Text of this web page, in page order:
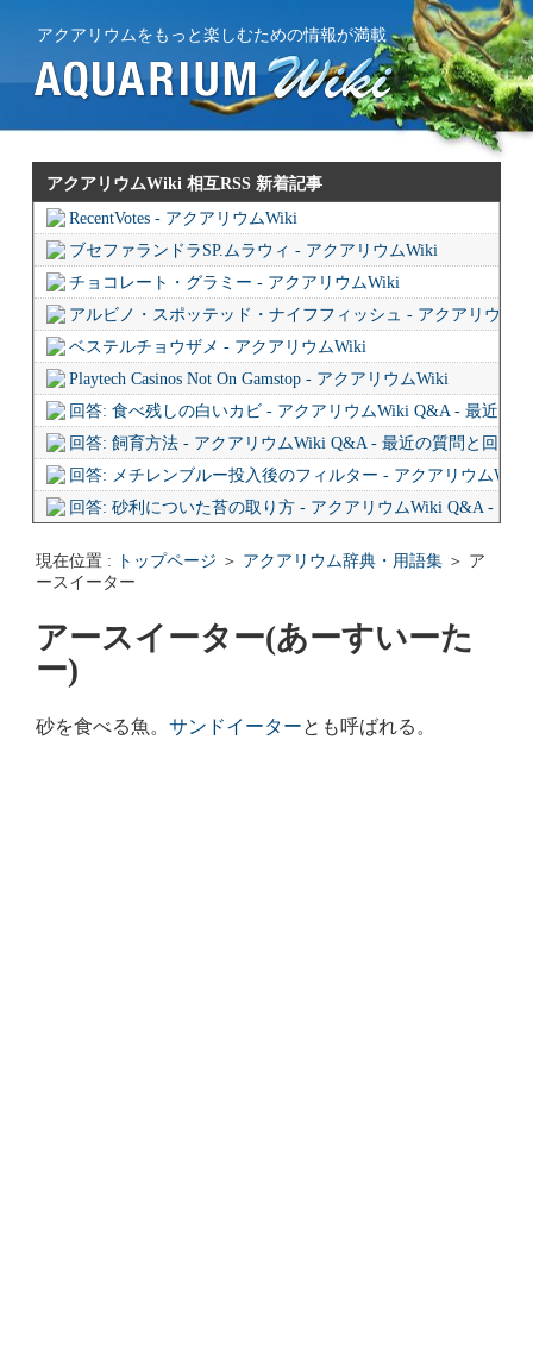
アクアリウムをもっと楽しむための情報が満載
アクアリウムWiki 相互RSS 新着記事
RecentVotes - アクアリウムWiki
ブセファランドラSP.ムラウィ - アクアリウムWiki
チョコレート・グラミー - アクアリウムWiki
アルビノ・スポッテッド・ナイフフィッシュ - アクアリウム
ベステルチョウザメ - アクアリウムWiki
Playtech Casinos Not On Gamstop - アクアリウムWiki
回答: 食べ残しの白いカビ - アクアリウムWiki Q&A - 最近の
回答: 飼育方法 - アクアリウムWiki Q&A - 最近の質問と回答
回答: メチレンブルー投入後のフィルター - アクアリウム
回答: 砂利についた苔の取り方 - アクアリウムWiki Q&A - 最
回答: ガラス面に卵を産まない貝っていますか？ - アクアリ
現在位置 : トップページ ＞ アクアリウム辞典・用語集 ＞ ア
ースイーター
アースイーター(あーすいーた
ー)
砂を食べる魚。 サンドイーターとも呼ばれる。